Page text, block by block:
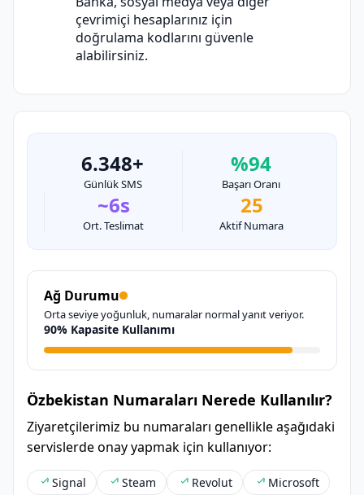
çevrimiçi hesaplarınız için
doğrulama kodlarını güvenle
alabilirsiniz.
6.348+
Günlük SMS
%94
Başarı Oranı
~6s
Ort. Teslimat
25
Aktif Numara
Ağ Durumu
Orta seviye yoğunluk, numaralar normal yanıt veriyor.
90% Kapasite Kullanımı
Özbekistan Numaraları Nerede Kullanılır?
Ziyaretçilerimiz bu numaraları genellikle aşağıdaki
servislerde onay yapmak için kullanıyor:
Signal Steam Revolut
Microsoft